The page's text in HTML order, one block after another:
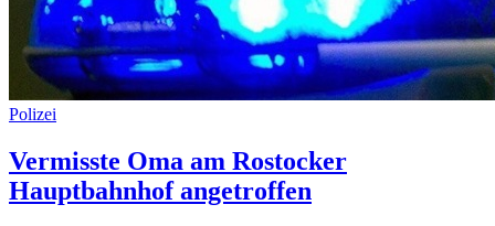
Polizei
Vermisste Oma am Rostocker
Hauptbahnhof angetroffen